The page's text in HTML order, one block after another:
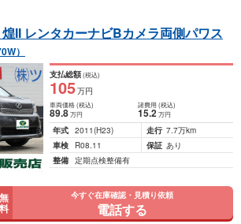
II レンタカーナビBカメラ両側パワス
）
支払総額(税込)
105万円
車両価格(税込)
89.8万円
諸費用 (税込)
15.2 万円
年式 2011(H23) 走行 7.7万km
車検
R08.11 保証 あり
整備 定期点検整備有
無
料
今すぐ在庫確認・見積り依頼
電話する